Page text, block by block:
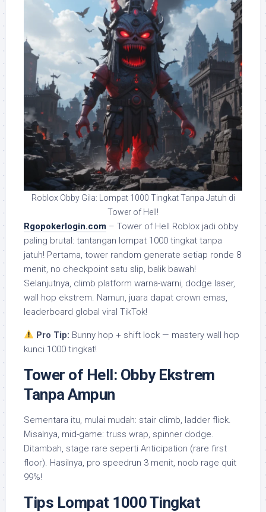
Roblox Obby Gila: Lompat 1000 Tingkat Tanpa Jatuh di
Tower of Hell!
Rgopokerlogin.com – Tower of Hell Roblox jadi obby
paling brutal: tantangan lompat 1000 tingkat tanpa
jatuh! Pertama, tower random generate setiap ronde 8
menit, no checkpoint satu slip, balik bawah!
Selanjutnya, climb platform warna-warni, dodge laser,
wall hop ekstrem. Namun, juara dapat crown emas,
leaderboard global viral TikTok!
Pro Tip: Bunny hop + shift lock — mastery wall hop
kunci 1000 tingkat!
Tower of Hell: Obby Ekstrem
Tanpa Ampun
Sementara itu, mulai mudah: stair climb, ladder flick.
Misalnya, mid-game: truss wrap, spinner dodge.
Ditambah, stage rare seperti Anticipation (rare first
floor). Hasilnya, pro speedrun 3 menit, noob rage quit
99%!
Tips Lompat 1000 Tingkat